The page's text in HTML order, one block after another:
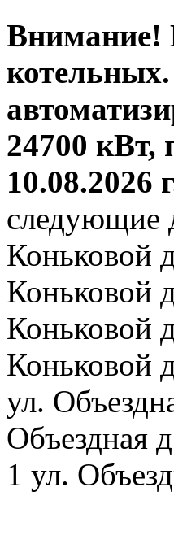
Внимание!
24700 кВт,
10.08.2026
следующие
Коньковой
Коньковой
Коньковой
Коньковой
ул.
Объездная
1 ул.